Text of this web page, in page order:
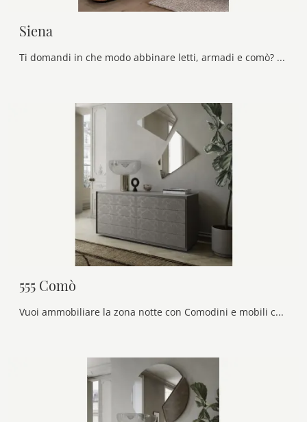
Siena
Ti domandi in che modo abbinare letti, armadi e comò? Con il modello di Presotto visibile in foto avrai un mobile pensato per uno spazio dai richiami ...
555 Comò
Vuoi ammobiliare la zona notte con Comodini e mobili con cassetti di Voltan? Ti presentiamo il modello 555 Comò in laccato opaco per spazi design.